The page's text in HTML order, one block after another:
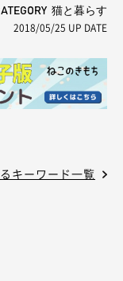
猫と暮らす
2018/05/25 UP DATE
キーワード一覧